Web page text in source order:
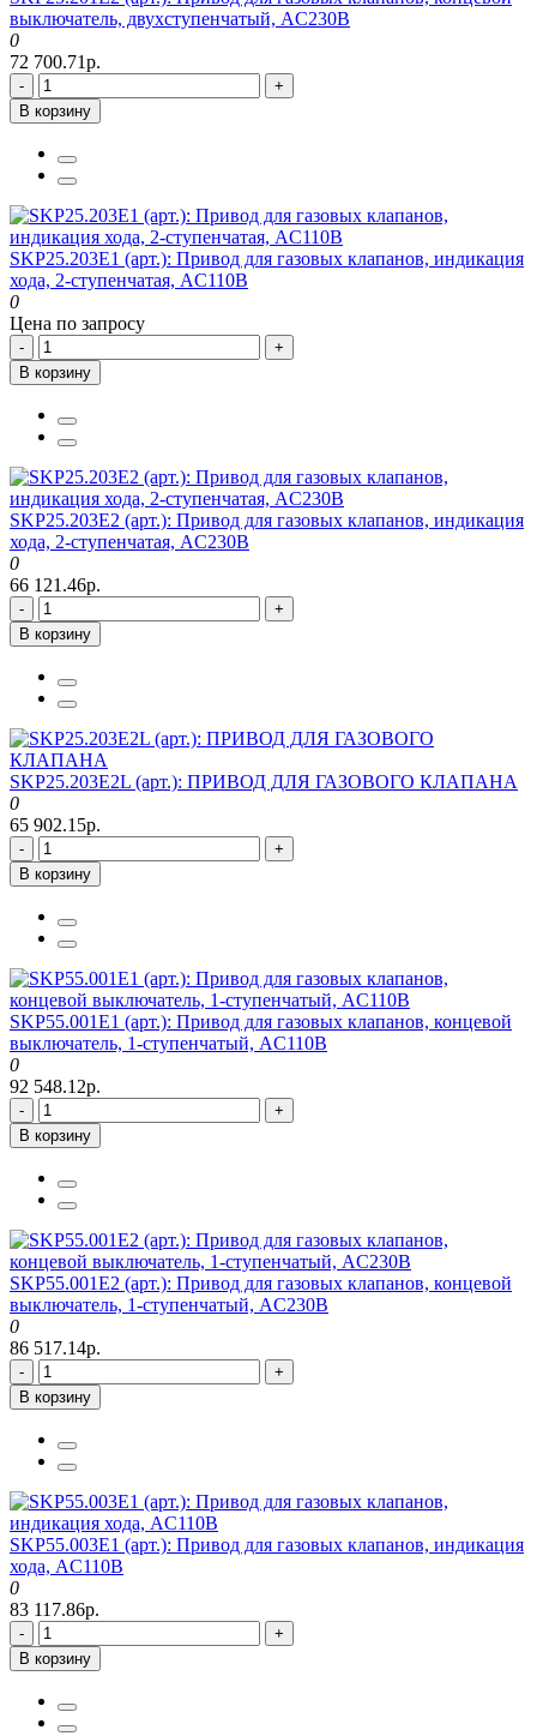
выключатель, двухступенчатый, AC230В
0
72 700.71р.
-
+
В корзину
SKP25.203E1 (арт.): Привод для газовых клапанов, индикация
хода, 2-ступенчатая, AC110В
0
Цена по запросу
-
+
В корзину
SKP25.203E2 (арт.): Привод для газовых клапанов, индикация
хода, 2-ступенчатая, AC230В
0
66 121.46р.
-
+
В корзину
SKP25.203E2L (арт.): ПРИВОД ДЛЯ ГАЗОВОГО КЛАПАНА
0
65 902.15р.
-
+
В корзину
SKP55.001E1 (арт.): Привод для газовых клапанов, концевой
выключатель, 1-ступенчатый, AC110В
0
92 548.12р.
-
+
В корзину
SKP55.001E2 (арт.): Привод для газовых клапанов, концевой
выключатель, 1-ступенчатый, AC230В
0
86 517.14р.
-
+
В корзину
SKP55.003E1 (арт.): Привод для газовых клапанов, индикация
хода, AC110В
0
83 117.86р.
-
+
В корзину